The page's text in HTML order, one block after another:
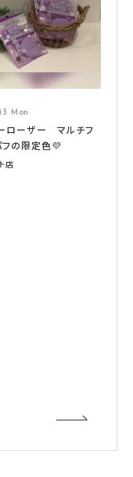
Mon
ローザー マルチフ
フの限定色💜
店